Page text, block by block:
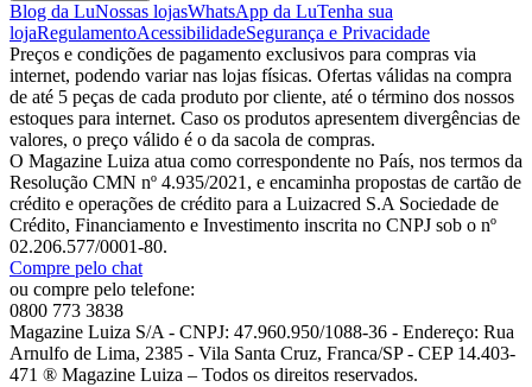
Blog da LuNossas lojasWhatsApp da LuTenha sua
lojaRegulamentoAcessibilidadeSegurança e Privacidade
Preços e condições de pagamento exclusivos para compras via
internet, podendo variar nas lojas físicas. Ofertas válidas na compra
de até 5 peças de cada produto por cliente, até o término dos nossos
estoques para internet. Caso os produtos apresentem divergências de
valores, o preço válido é o da sacola de compras.
O Magazine Luiza atua como correspondente no País, nos termos da
Resolução CMN nº 4.935/2021, e encaminha propostas de cartão de
crédito e operações de crédito para a Luizacred S.A Sociedade de
Crédito, Financiamento e Investimento inscrita no CNPJ sob o nº
02.206.577/0001-80.
Compre pelo chat
ou compre pelo telefone:
0800 773 3838
Magazine Luiza S/A - CNPJ: 47.960.950/1088-36 - Endereço: Rua
Arnulfo de Lima, 2385 - Vila Santa Cruz, Franca/SP - CEP 14.403-
471 ® Magazine Luiza – Todos os direitos reservados.